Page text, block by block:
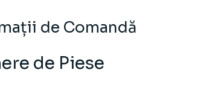
de Comandă
de Piese